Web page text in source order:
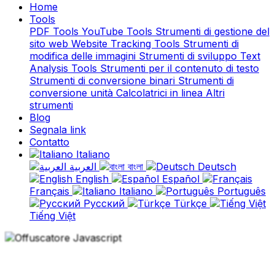
Home
Tools
PDF Tools YouTube Tools Strumenti di gestione del
sito web Website Tracking Tools Strumenti di
modifica delle immagini Strumenti di sviluppo Text
Analysis Tools Strumenti per il contenuto di testo
Strumenti di conversione binari Strumenti di
conversione unità Calcolatrici in linea Altri
strumenti
Blog
Segnala link
Contatto
Italiano
বাংলা
Deutsch
English
Español
Français
Italiano
Português
Русский
Türkçe
Tiếng Việt